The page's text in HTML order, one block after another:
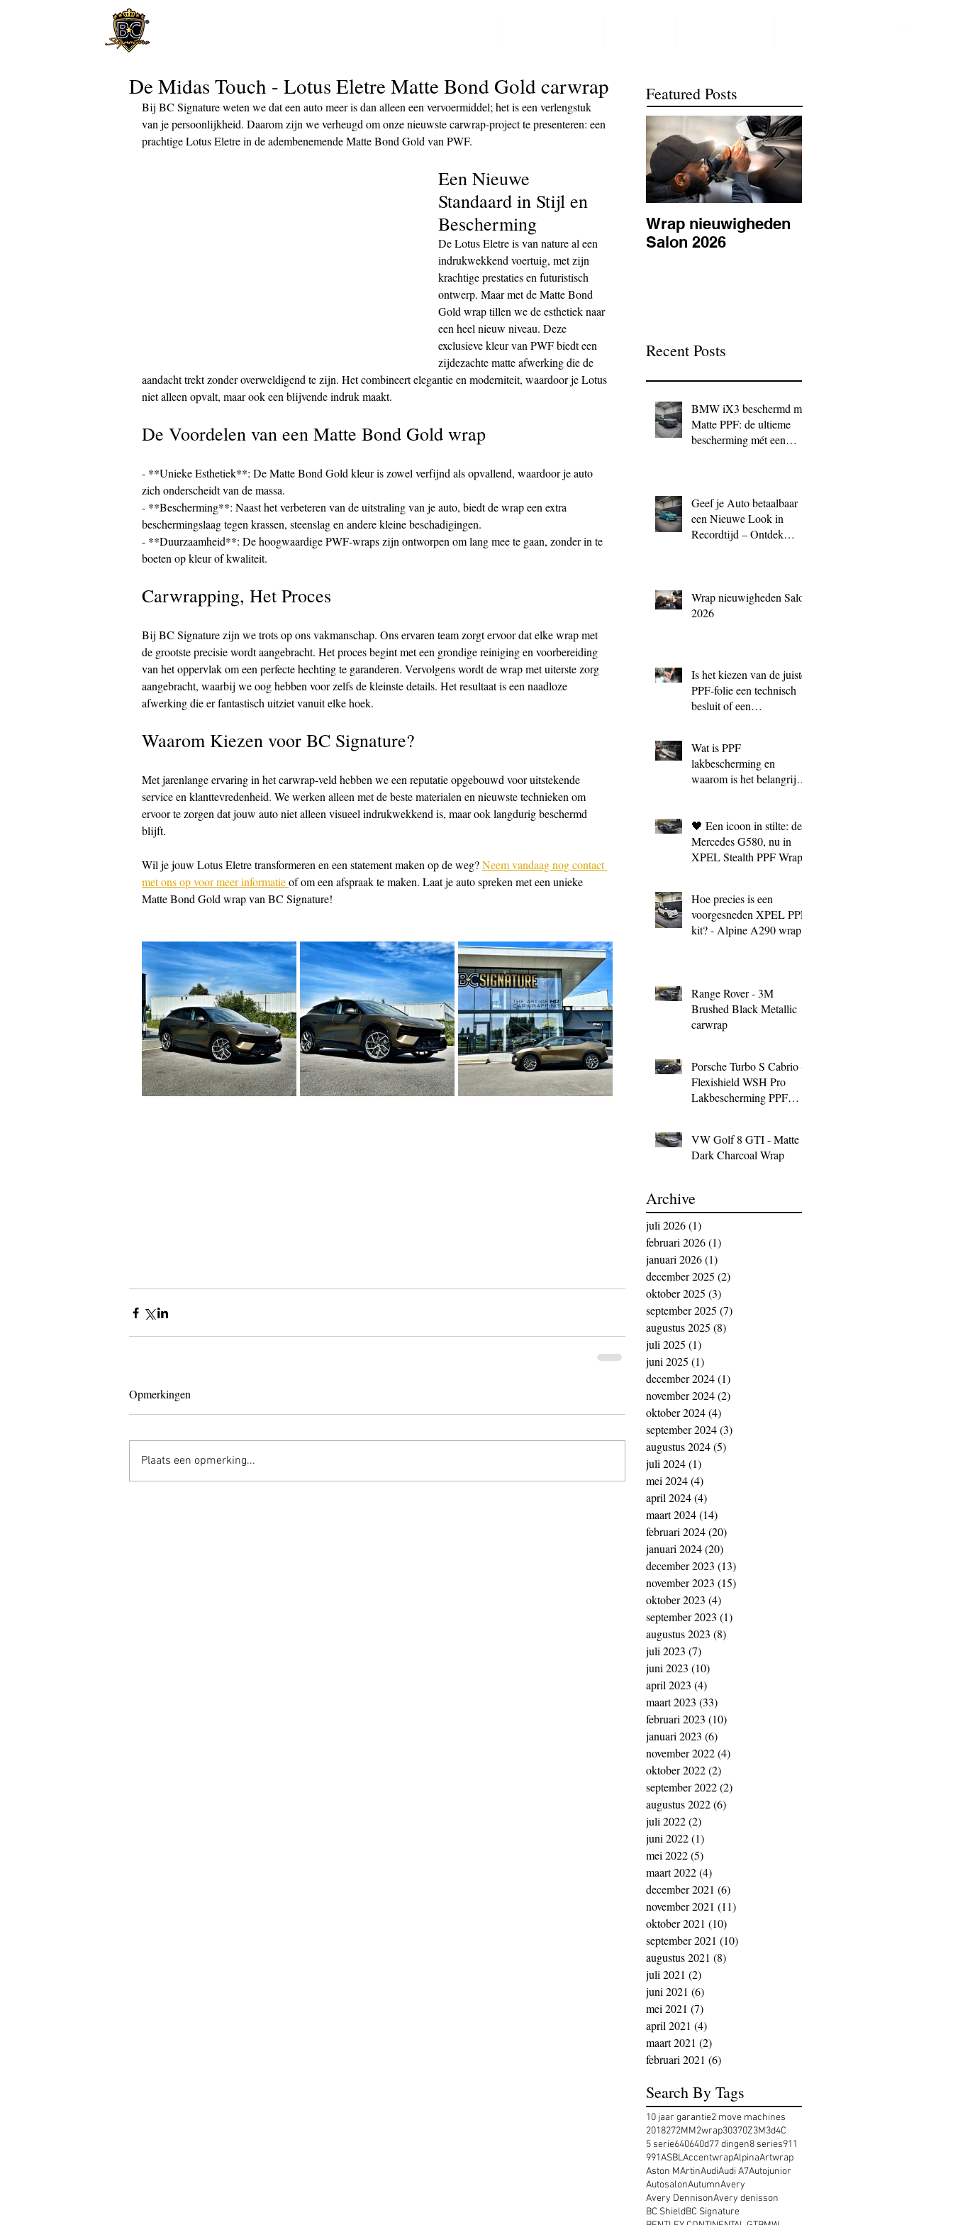
De Midas Touch - Lotus Eletre Matte Bond Gold carwrap
Bij BC Signature weten we dat een auto meer is dan alleen een vervoermiddel; het is een verlengstuk
van je persoonlijkheid. Daarom zijn we verheugd om onze nieuwste carwrap-project te presenteren: een
prachtige Lotus Eletre in de adembenemende Matte Bond Gold van PWF.
Een Nieuwe
Standaard in Stijl en
Bescherming
De Lotus Eletre is van nature al een
indrukwekkend voertuig, met zijn
krachtige prestaties en futuristisch
ontwerp. Maar met de Matte Bond
Gold wrap tillen we de esthetiek naar
een heel nieuw niveau. Deze
exclusieve kleur van PWF biedt een
zijdezachte matte afwerking die de
aandacht trekt zonder overweldigend te zijn. Het combineert elegantie en moderniteit, waardoor je Lotus
niet alleen opvalt, maar ook een blijvende indruk maakt.
De Voordelen van een Matte Bond Gold wrap
- **Unieke Esthetiek**: De Matte Bond Gold kleur is zowel verfijnd als opvallend, waardoor je auto
zich onderscheidt van de massa.
- **Bescherming**: Naast het verbeteren van de uitstraling van je auto, biedt de wrap een extra
beschermingslaag tegen krassen, steenslag en andere kleine beschadigingen.
- **Duurzaamheid**: De hoogwaardige PWF-wraps zijn ontworpen om lang mee te gaan, zonder in te
boeten op kleur of kwaliteit.
Carwrapping, Het Proces
Bij BC Signature zijn we trots op ons vakmanschap. Ons ervaren team zorgt ervoor dat elke wrap met
de grootste precisie wordt aangebracht. Het proces begint met een grondige reiniging en voorbereiding
van het oppervlak om een perfecte hechting te garanderen. Vervolgens wordt de wrap met uiterste zorg
aangebracht, waarbij we oog hebben voor zelfs de kleinste details. Het resultaat is een naadloze
afwerking die er fantastisch uitziet vanuit elke hoek.
Waarom Kiezen voor BC Signature?
Met jarenlange ervaring in het carwrap-veld hebben we een reputatie opgebouwd voor uitstekende
service en klanttevredenheid. We werken alleen met de beste materialen en nieuwste technieken om
ervoor te zorgen dat jouw auto niet alleen visueel indrukwekkend is, maar ook langdurig beschermd
blijft.
Wil je jouw Lotus Eletre transformeren en een statement maken op de weg? Neem vandaag nog contact
met ons op voor meer informatie of om een afspraak te maken. Laat je auto spreken met een unieke
Matte Bond Gold wrap van BC Signature!
Opmerkingen
Plaats een opmerking...
Featured Posts
Wrap nieuwigheden
Salon 2026
Recent Posts
BMW iX3 beschermd met
Matte PPF: de ultieme
bescherming mét een
Geef je Auto betaalbaar
een Nieuwe Look in
Recordtijd – Ontdek
Wrap nieuwigheden Salon
2026
Is het kiezen van de juiste
PPF‑folie een technisch
besluit of een
Wat is PPF
lakbescherming en
waarom is het belangrijk?
🖤 Een icoon in stilte: de
Mercedes G580, nu in
XPEL Stealth PPF Wrap
Hoe precies is een
voorgesneden XPEL PPF
kit? - Alpine A290 wrap
Range Rover - 3M
Brushed Black Metallic
carwrap
Porsche Turbo S Cabrio -
Flexishield WSH Pro
Lakbescherming PPF
VW Golf 8 GTI - Matte
Dark Charcoal Wrap
Archive
juli 2026(1)
februari 2026(1)
januari 2026(1)
december 2025 (2)
oktober 2025 (3)
september 2025 (7)
augustus 2025 (8)
juli 2025 (1)
juni 2025 (1)
december 2024(1)
november 2024(2)
oktober 2024(4)
september 2024(3)
augustus 2024(5)
juli 2024(1)
mei 2024(4)
april 2024(4)
maart 2024(14)
februari 2024(20)
januari 2024(20)
december 2023 (13)
november 2023 (15)
oktober 2023 (4)
september 2023 (1)
augustus 2023 (8)
juli 2023 (7)
juni 2023 (10)
april 2023 (4)
maart 2023 (33)
februari 2023 (10)
januari 2023 (6)
november 2022(4)
oktober 2022(2)
september 2022(2)
augustus 2022(6)
juli 2022(2)
juni 2022(1)
mei 2022(5)
maart 2022(4)
december 2021 (6)
november 2021 (11)
oktober 2021 (10)
september 2021 (10)
augustus 2021 (8)
juli 2021 (2)
juni 2021 (6)
mei 2021 (7)
april 2021 (4)
maart 2021 (2)
februari 2021 (6)
Search By Tags
10 jaar garantie2 move machines
2018272MM2wrap30370Z3M3d4C
5 serie640640d77 dingen8 series911
991ASBLAccentwrapAlpinaArtwrap
Aston MArtinAudiAudi A7Autojunior
AutosalonAutumnAvery
Avery DennisonAvery denisson
BC ShieldBC Signature